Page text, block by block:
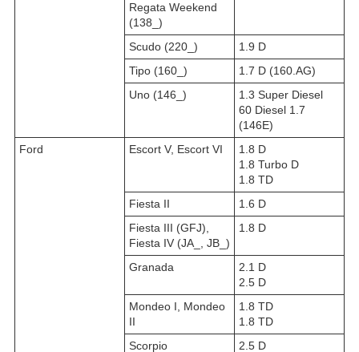
Regata Weekend
(138_)
Scudo (220_)
1.9 D
Tipo (160_)
1.7 D (160.AG)
Uno (146_)
1.3 Super Diesel
60 Diesel 1.7
(146E)
Ford
Escort V, Escort VI
1.8 D
1.8 Turbo D
1.8 TD
Fiesta II
1.6 D
Fiesta III (GFJ),
Fiesta IV (JA_, JB_)
1.8 D
Granada
2.1 D
2.5 D
Mondeo I, Mondeo
II
1.8 TD
1.8 TD
Scorpio
2.5 D